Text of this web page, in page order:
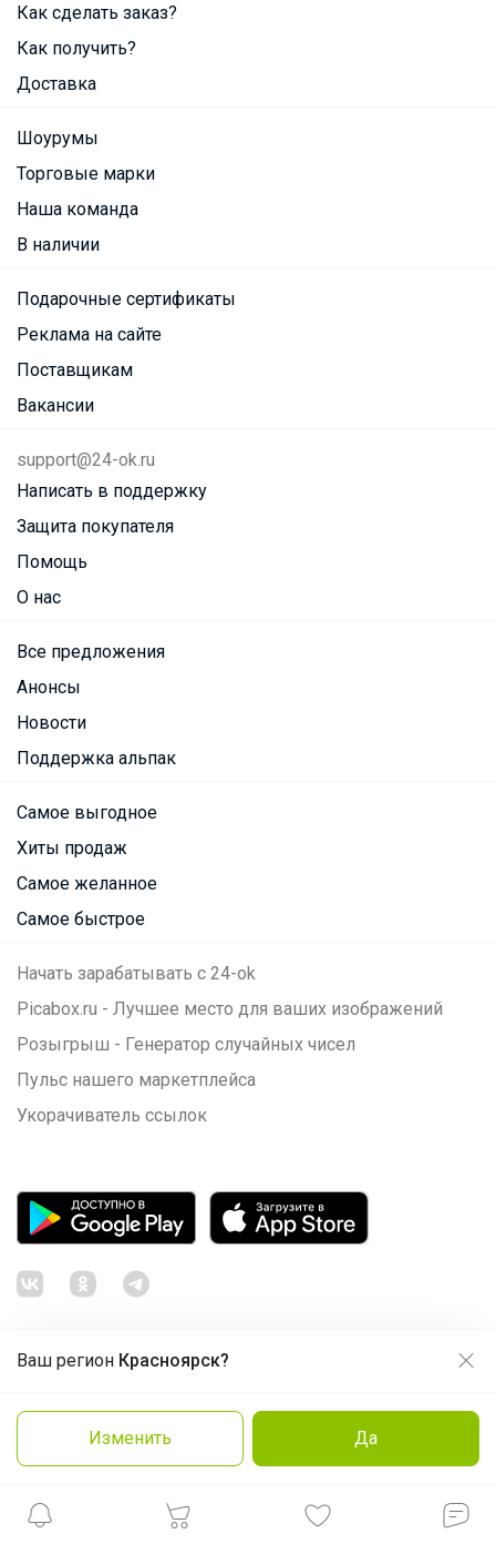
Ваш регион Красноярск?
Изменить Да
Как сделать заказ?
Как получить?
Доставка
Шоурумы
Торговые марки
Наша команда
В наличии
Подарочные сертификаты
Реклама на сайте
Поставщикам
Вакансии
support@24-ok.ru
Написать в поддержку
Защита покупателя
Помощь
О нас
Все предложения
Анонсы
Новости
Поддержка альпак
Самое выгодное
Хиты продаж
Самое желанное
Самое быстрое
Начать зарабатывать с 24-ok
Picabox.ru - Лучшее место для ваших изображений
Розыгрыш - Генератор случайных чисел
Пульс нашего маркетплейса
Укорачиватель ссылок
Политика конфиденциальности
Cоглашение пользователя
Продолжая использовать этот сайт и нажимая кнопку
Принять